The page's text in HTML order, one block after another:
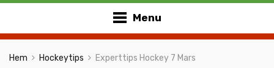
Menu
Hem Hockeytips Experttips Hockey 7 Mars